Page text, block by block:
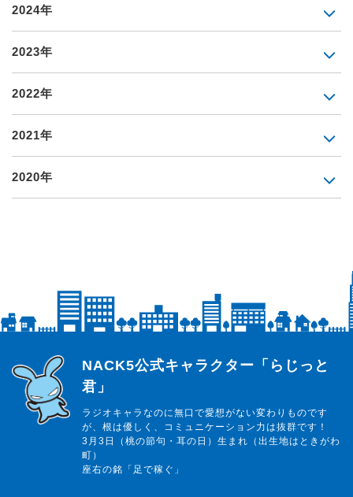
2024年
2023年
2022年
2021年
2020年
らじっと君
NACK5公式キャラクター「らじっと
君」
ラジオキャラなのに無口で愛想がない変わりものです
が、根は優しく、コミュニケーション力は抜群です！
3月3日（桃の節句・耳の日）生まれ（出生地はときがわ
町）
座右の銘「足で稼ぐ」